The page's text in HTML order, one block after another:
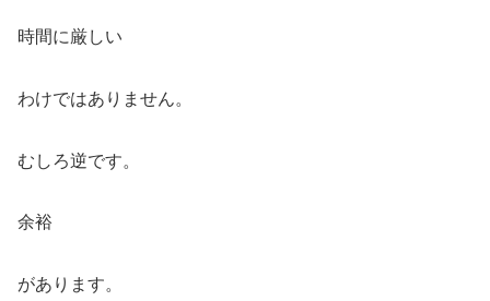
時間に厳しい
わけではありません。
むしろ逆です。
余裕
があります。